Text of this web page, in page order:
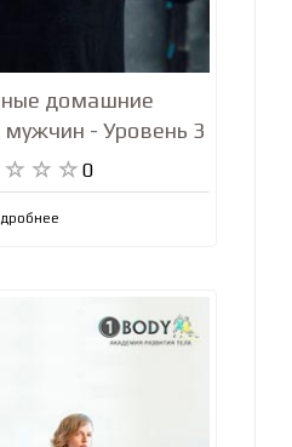
домашние
мужчин - Уровень 3
0